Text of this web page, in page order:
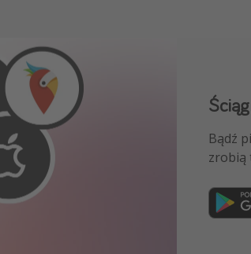
Bądź
zrobią